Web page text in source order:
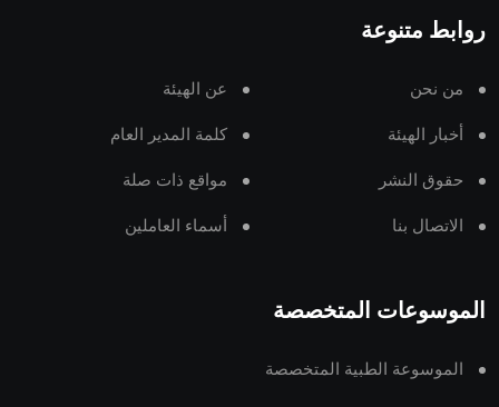
روابط متنوعة
من نحن عن الهيئة
أخبار الهيئة كلمة المدير العام
حقوق النشر مواقع ذات صلة
الاتصال بنا أسماء العاملين
الموسوعات المتخصصة
الموسوعة الطبية المتخصصة